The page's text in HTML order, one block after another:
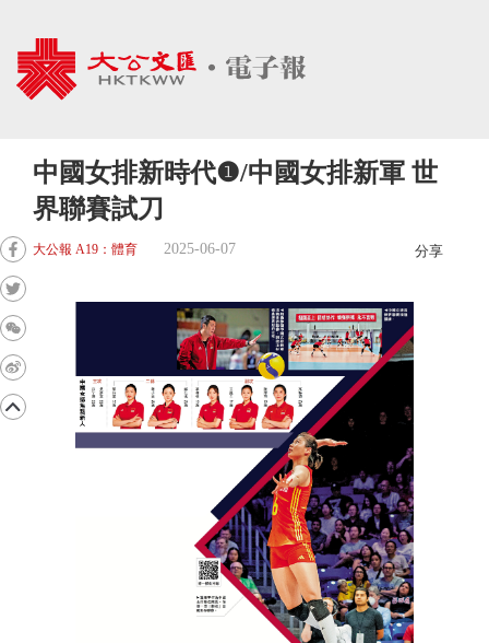
中國女排新時代❶/中國女排新軍 世
界聯賽試刀
大公報 A19：體育 2025-06-07 分享